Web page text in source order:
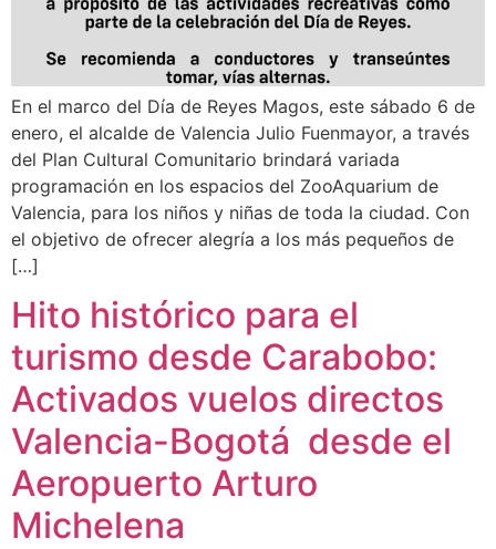
En el marco del Día de Reyes Magos, este sábado 6 de
enero, el alcalde de Valencia Julio Fuenmayor, a través
del Plan Cultural Comunitario brindará variada
programación en los espacios del ZooAquarium de
Valencia, para los niños y niñas de toda la ciudad. Con
el objetivo de ofrecer alegría a los más pequeños de
[…]
Hito histórico para el
turismo desde Carabobo:
Activados vuelos directos
Valencia-Bogotá desde el
Aeropuerto Arturo
Michelena